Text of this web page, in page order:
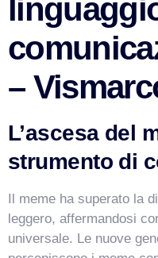
–
L’ascesa del
strumento di
Il meme ha superato la
leggero, affermandosi
universale. Le nuove
VismarChat
cosa possiamo esserti